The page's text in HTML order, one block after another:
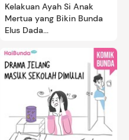
Kelakuan Ayah Si Anak
Mertua yang Bikin Bunda
Elus Dada...